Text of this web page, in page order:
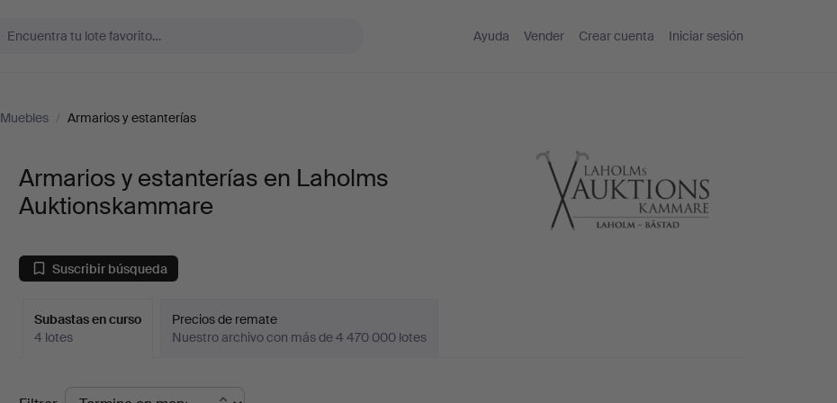
Ayuda Vender Crear cuenta Iniciar sesión
Muebles / Armarios y estanterías
Armarios y estanterías en Laholms
Auktionskammare
Suscribir búsqueda
Subastas en curso
4 lotes
Precios de remate
Nuestro archivo con más de 4 470 000 lotes
Subastas